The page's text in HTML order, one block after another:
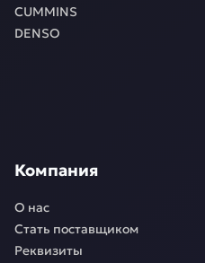
CUMMINS
DENSO
Компания
О нас
Стать поставщиком
Реквизиты